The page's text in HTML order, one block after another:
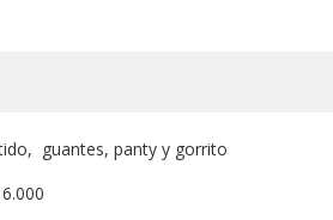
guantes, panty y gorrito